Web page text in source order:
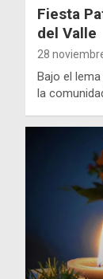
Fiesta
del Valle
28
Bajo el
la